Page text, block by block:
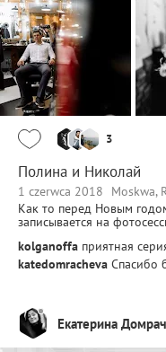
3
Полина и Николай
1 czerwca 2018
Moskwa,
Как то перед Новым
записывается на
kolganoffa приятная
katedomracheva Спасибо
Екатерина